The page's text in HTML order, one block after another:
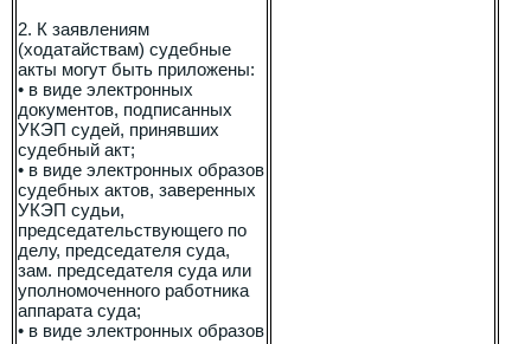
2. К заявлениям
(ходатайствам) судебные
акты могут быть приложены:
• в виде электронных
документов, подписанных
УКЭП судей, принявших
судебный акт;
• в виде электронных образов
судебных актов, заверенных
УКЭП судьи,
председательствующего по
делу, председателя суда,
зам. председателя суда или
уполномоченного работника
аппарата суда;
• в виде электронных образов